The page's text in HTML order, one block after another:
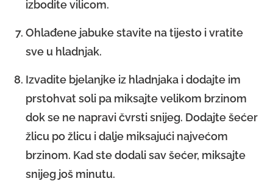
izbodite vilicom.
Ohlađene jabuke stavite na tijesto i vratite
sve u hladnjak.
Izvadite bjelanjke iz hladnjaka i dodajte im
prstohvat soli pa miksajte velikom brzinom
dok se ne napravi čvrsti snijeg. Dodajte šećer
žlicu po žlicu i dalje miksajući najvećom
brzinom. Kad ste dodali sav šećer, miksajte
snijeg još minutu.